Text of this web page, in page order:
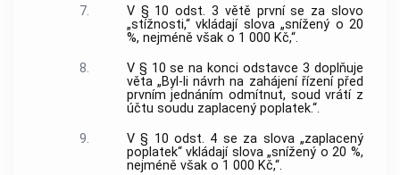
7.
V § 10 odst. 3 větě první se za slovo
„stížnosti,“ vkládají slova „snížený o 20
%, nejméně však o 1 000 Kč,“.
8.
V § 10 se na konci odstavce 3 doplňuje
věta „Byl-li návrh na zahájení řízení před
prvním jednáním odmítnut, soud vrátí z
účtu soudu zaplacený poplatek.“.
9.
V § 10 odst. 4 se za slova „zaplacený
poplatek“ vkládají slova „snížený o 20 %,
nejméně však o 1 000 Kč,“.